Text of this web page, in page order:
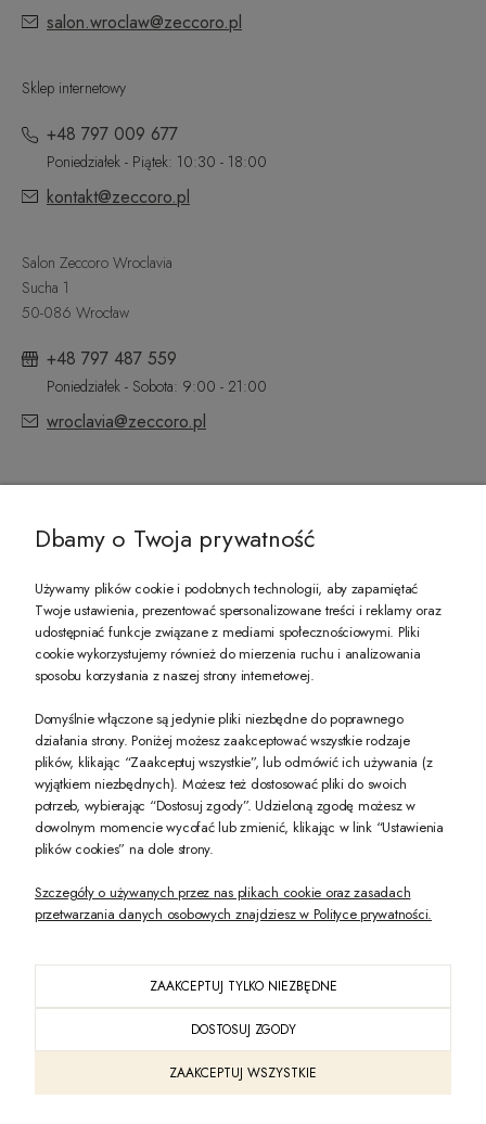
salon.wroclaw@zeccoro.pl
Sklep internetowy
+48 797 009 677
Poniedziałek - Piątek: 10:30 - 18:00
kontakt@zeccoro.pl
Salon Zeccoro Wroclavia
Sucha 1
50-086 Wrocław
+48 797 487 559
Poniedziałek - Sobota: 9:00 - 21:00
wroclavia@zeccoro.pl
PREZENT DLA CIEBIE!
-10% na pierwsze zakupy na zeccoro.pl Gdy zapiszesz się do naszego
Twoje dane będą przetwarzane zgodnie z nasząpolityką prywatności
POKAŻ PEŁNĄ WERSJĘ STRONY
Sklep internetowy Shoper Premium
Dbamy o Twoja prywatność
Używamy plików cookie i podobnych technologii, aby zapamiętać
Twoje ustawienia, prezentować spersonalizowane treści i reklamy oraz
udostępniać funkcje związane z mediami społecznościowymi. Pliki
cookie wykorzystujemy również do mierzenia ruchu i analizowania
sposobu korzystania z naszej strony internetowej.
Domyślnie włączone są jedynie pliki niezbędne do poprawnego
działania strony. Poniżej możesz zaakceptować wszystkie rodzaje
plików, klikając “Zaakceptuj wszystkie”, lub odmówić ich używania (z
wyjątkiem niezbędnych). Możesz też dostosować pliki do swoich
potrzeb, wybierając “Dostosuj zgody”. Udzieloną zgodę możesz w
dowolnym momencie wycofać lub zmienić, klikając w link “Ustawienia
plików cookies” na dole strony.
Szczegóły o używanych przez nas plikach cookie oraz zasadach
przetwarzania danych osobowych znajdziesz w Polityce prywatności.
ZAAKCEPTUJ TYLKO NIEZBĘDNE
DOSTOSUJ ZGODY
ZAAKCEPTUJ WSZYSTKIE